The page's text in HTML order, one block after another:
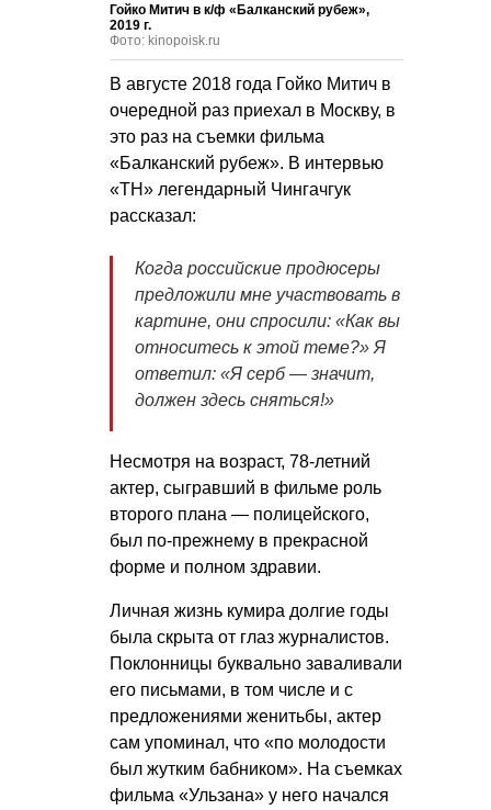
Гойко Митич в к/ф «Балканский рубеж»,
2019 г.
Фото: kinopoisk.ru
В августе 2018 года Гойко Митич в
очередной раз приехал в Москву, в
это раз на съемки фильма
«Балканский рубеж». В интервью
«ТН» легендарный Чингачгук
рассказал:
Когда российские продюсеры
предложили мне участвовать в
картине, они спросили: «Как вы
относитесь к этой теме?» Я
ответил: «Я серб — значит,
должен здесь сняться!»
Несмотря на возраст, 78-летний
актер, сыгравший в фильме роль
второго плана — полицейского,
был по-прежнему в прекрасной
форме и полном здравии.
Личная жизнь кумира долгие годы
была скрыта от глаз журналистов.
Поклонницы буквально заваливали
его письмами, в том числе и с
предложениями женитьбы, актер
сам упоминал, что «по молодости
был жутким бабником». На съемках
фильма «Ульзана» у него начался